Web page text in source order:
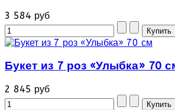
3 584 руб
Букет из 7 роз «Улыбка» 70
2 845 руб